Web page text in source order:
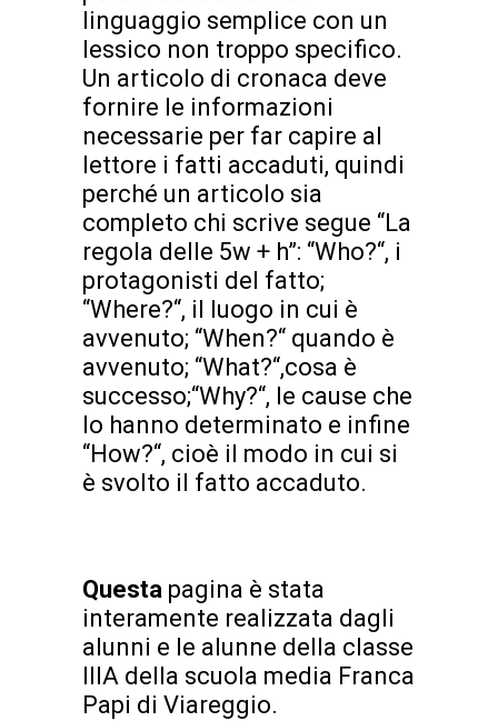
linguaggio semplice con un
lessico non troppo specifico.
Un articolo di cronaca deve
fornire le informazioni
necessarie per far capire al
lettore i fatti accaduti, quindi
perché un articolo sia
completo chi scrive segue “La
regola delle 5w + h”: “Who?“, i
protagonisti del fatto;
“Where?“, il luogo in cui è
avvenuto; “When?“ quando è
avvenuto; “What?“,cosa è
successo;“Why?“, le cause che
lo hanno determinato e infine
“How?“, cioè il modo in cui si
è svolto il fatto accaduto.
Questa pagina è stata
interamente realizzata dagli
alunni e le alunne della classe
IIIA della scuola media Franca
Papi di Viareggio.